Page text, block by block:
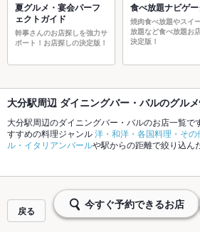
夏グルメ・宴会パーフ
ェクトガイド
幹事さんのお店探しを強力サ
ポート！お店探しの決定版！
食べ放題ナビゲ
焼肉食べ放題やスイ
放題など食べ放題お
決定版！
大分駅周辺 ダイニングバー・バルのグル
大分駅周辺のダイニングバー・バルのお店一覧で
すすめの料理ジャンル洋・和洋・各国料理・その
ル・イタリアンバールや駅からの距離で絞り込ん
ーストビーフ、アヒージョや季節のおすすめ料理
介しているので安心！24時間使える簡単便利なネ
中です。友達どうしの飲み会にも、会社の宴会に
お得に便利にホットペッパーグルメをご利用くだ
戻る
今すぐ予約できるお店